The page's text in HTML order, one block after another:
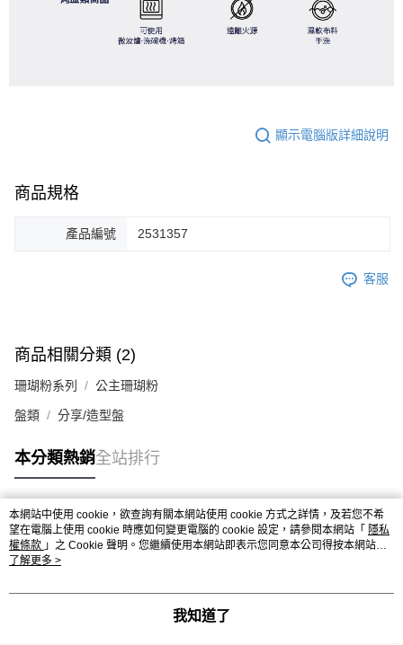
顯示電腦版詳細說明
商品規格
產品編號 2531357
客服
商品相關分類 (2)
珊瑚粉系列 公主珊瑚粉
盤類 分享/造型盤
本分類熱銷全站排行
熱門標籤
本網站中使用 cookie，欲查詢有關本網站使用 cookie 方式之詳情，及若您不希
望在電腦上使用 cookie 時應如何變更電腦的 cookie 設定，請參閱本網站「 隱私
權條款 」之 Cookie 聲明。您繼續使用本網站即表示您同意本公司得按本網站使
用條款之 Cookie 聲明使用 cookie。
了解更多 >
我知道了